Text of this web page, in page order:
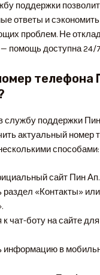
поддержки
ответы и
проблем. Не
помощь доступна 24/
телефона
службу поддержки
актуальный номер
способами:
сайт Пин Ап.
раздел «Контакты»
чат-боту на сайте
информацию в